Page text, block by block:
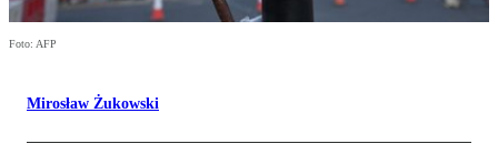
Foto: AFP
Mirosław Żukowski